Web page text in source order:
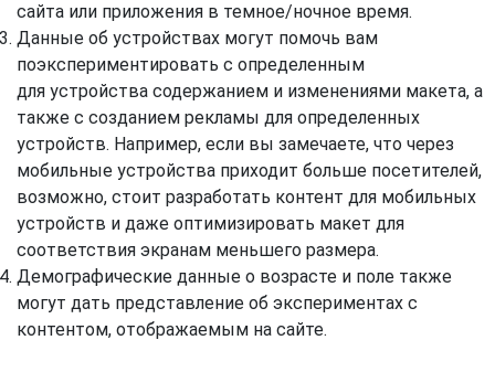
сайта или приложения в темное/ночное время.
Данные об устройствах могут помочь вам
поэкспериментировать с определенным
для устройства содержанием и изменениями макета, а
также с созданием рекламы для определенных
устройств. Например, если вы замечаете, что через
мобильные устройства приходит больше посетителей,
возможно, стоит разработать контент для мобильных
устройств и даже оптимизировать макет для
соответствия экранам меньшего размера.
Демографические данные о возрасте и поле также
могут дать представление об экспериментах с
контентом, отображаемым на сайте.